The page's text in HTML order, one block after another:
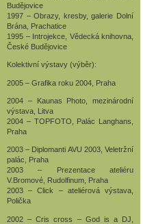
Budějovice
1997 – Obrazy, kresby, galerie Dolní
Brána, Prachatice
1995 – Introjekce, Vědecká knihovna,
České Budějovice
Kolektivní výstavy (výběr):
2005 – Grafika roku 2004, Praha
2004 – Kaunas Photo, mezinárodní
výstava, Litva
2004 – TOPFOTO, Palác Langhans,
Praha
2003 – Diplomanti AVU 2003, Veletržní
palác, Praha
2003 – Prezentace ateliéru
V.Bromové, Rudolfinum, Praha
2003 – Click – ateliérová výstava,
Polička
2002 – Cris cross – God is a DJ,